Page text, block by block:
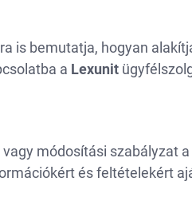
is bemutatja, hogyan
a Lexunit
módosítási szabályzat
és feltételekért